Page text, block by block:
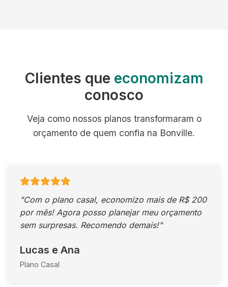
Clientes que economizam
conosco
Veja como nossos planos transformaram o
orçamento de quem confia na Bonville.
"Com o plano casal, economizo mais de R$ 200
por mês! Agora posso planejar meu orçamento
sem surpresas. Recomendo demais!"
Lucas e Ana
Plano Casal